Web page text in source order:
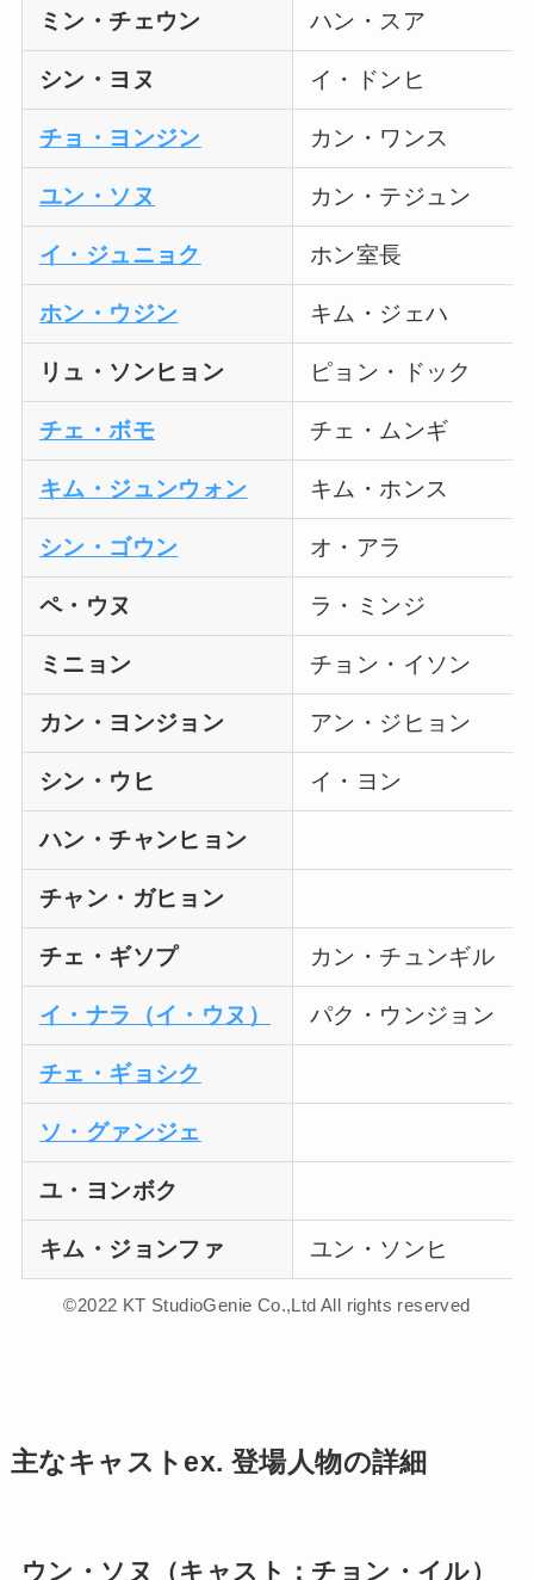
ミン・チェウン ハン・スア
シン・ヨヌ イ・ドンヒ
チョ・ヨンジン カン・ワンス
ユン・ソヌ カン・テジュン
イ・ジュニョク ホン室長
ホン・ウジン キム・ジェハ
リュ・ソンヒョン ピョン・ドック
チェ・ボモ チェ・ムンギ
キム・ジュンウォン キム・ホンス
シン・ゴウン オ・アラ
ペ・ウヌ ラ・ミンジ
ミニョン チョン・イソン
カン・ヨンジョン アン・ジヒョン
シン・ウヒ イ・ヨン
ハン・チャンヒョン
チャン・ガヒョン
チェ・ギソプ カン・チュンギル
イ・ナラ（イ・ウヌ） パク・ウンジョン
チェ・ギョシク
ソ・グァンジェ
ユ・ヨンボク
キム・ジョンファ ユン・ソンヒ
©2022 KT StudioGenie Co.,Ltd All rights reserved
主なキャストex. 登場人物の詳細
ウン・ソヌ（キャスト：チョン・イル）